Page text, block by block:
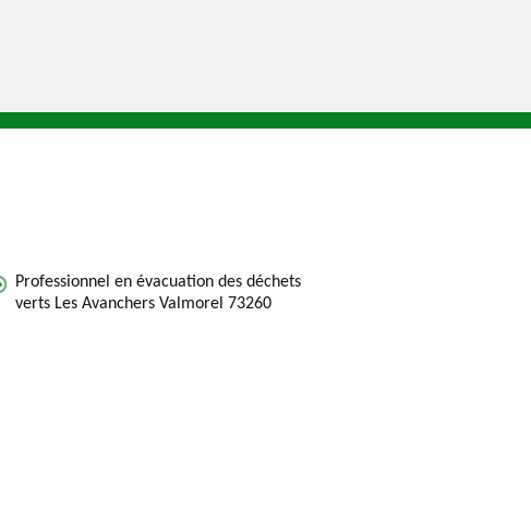
Professionnel en évacuation des déchets
verts Les Avanchers Valmorel 73260